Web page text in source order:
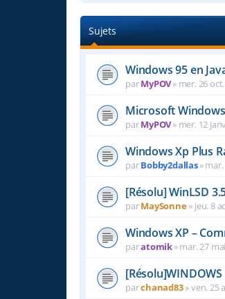
Sujets
Windows 95 en
parMyPOV» mer. 26
Microsoft
parMyPOV» mer. 12
Windows Xp Plus
parBobby2dallas»mar.
[Résolu] WinLSD
parMaySonne» jeu. 8
Windows XP –
paratomik»mar. 27
[Résolu]WINDOWS
parchanad83»ven. 25